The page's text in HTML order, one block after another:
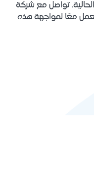
الحالية. تواصل مع شركة
معًا لمواجهة هذه